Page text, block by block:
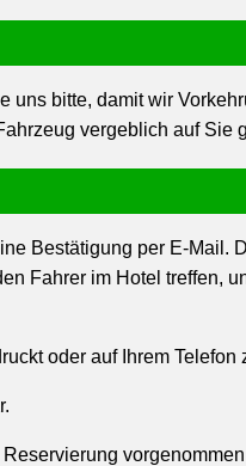
bitte, damit wir
vergeblich auf Sie
Bestätigung per E-Mail.
Fahrer im Hotel treffen,
oder auf Ihrem Telefon